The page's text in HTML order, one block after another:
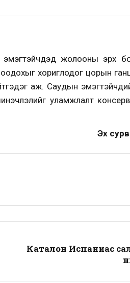
жолооны эрх
хориглодог цорын
аж. Саудын
уламжлалт
Эх
Каталон Испаниас